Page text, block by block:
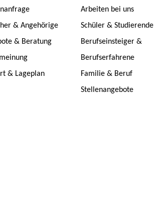
& Angehörige
& Beratung
& Lageplan
Arbeiten bei uns
Schüler & Studierende
Berufseinsteiger &
Berufserfahrene
Familie & Beruf
Stellenangebote